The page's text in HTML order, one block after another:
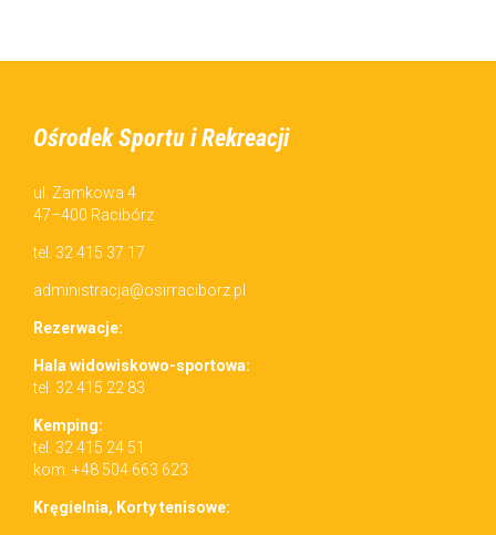
Ośrodek Sportu i Rekreacji
ul. Zamkowa 4
47–400 Racibórz
tel. 32 415 37 17
administracja@osirraciborz.pl
Rez­erwac­je:
Hala wid­owiskowo-sportowa:
tel. 32 415 22 83
Kemp­ing:
tel. 32 415 24 51
kom. +48 504 663 623
Kręgiel­nia, Korty tenisowe: